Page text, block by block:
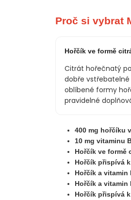
Proč si vybrat
Hořčík ve formě
Citrát hořečnatý
dobře vstřebatelné
oblíbené formy
pravidelné
400 mg hořčíku
10 mg vitaminu
Hořčík ve formě
Hořčík přispívá
Hořčík a
Hořčík a vitamin
Hořčík přispívá